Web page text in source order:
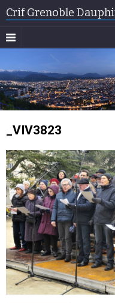
Crif Grenoble
_VIV3823